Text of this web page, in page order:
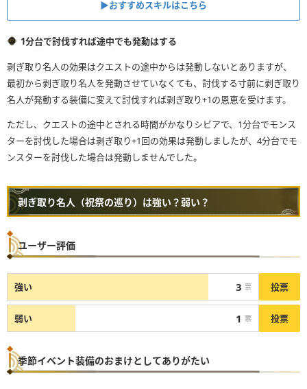
▶︎おすすめスキルはこちら
1分台で討伐すれば途中でも発動はする
剥ぎ取り名人の効果はクエストの途中からは発動しないとありますが、
最初から剥ぎ取り名人を発動させていなくても、討伐する寸前に剥ぎ取り
名人が発動する装備に変えて討伐すれば剥ぎ取り+1の恩恵を受けます。
ただし、クエストの途中とされる時間がかなりシビアで、1分台でモンス
ターを討伐した場合は剥ぎ取り+1回の効果は発動しましたが、4分台でモ
ンスターを討伐した場合は発動しませんでした。
剥ぎ取り名人（祝祭の巡り）は強い？弱い？
ユーザー評価
強い 3 票 投票
弱い 1 票 投票
季節イベント装備のおまけとしてありがたい